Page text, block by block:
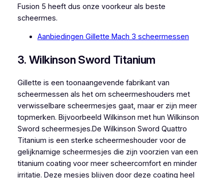
Fusion 5 heeft dus onze voorkeur als beste
scheermes.
Aanbiedingen Gillette Mach 3 scheermessen
3. Wilkinson Sword Titanium
Gillette is een toonaangevende fabrikant van
scheermessen als het om scheermeshouders met
verwisselbare scheermesjes gaat, maar er zijn meer
topmerken. Bijvoorbeeld Wilkinson met hun Wilkinson
Sword scheermesjes.De Wilkinson Sword Quattro
Titanium is een sterke scheermeshouder voor de
gelijknamige scheermesjes die zijn voorzien van een
titanium coating voor meer scheercomfort en minder
irritatie. Deze mesjes blijven door deze coating heel